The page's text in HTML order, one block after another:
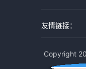
友情链接：
Copyright